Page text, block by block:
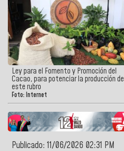
Ley para el Fomento y Promoción del
Cacao, para potenciar la producción de
este rubro
Foto: Internet
Publicado: 11/06/2026 02:31 PM